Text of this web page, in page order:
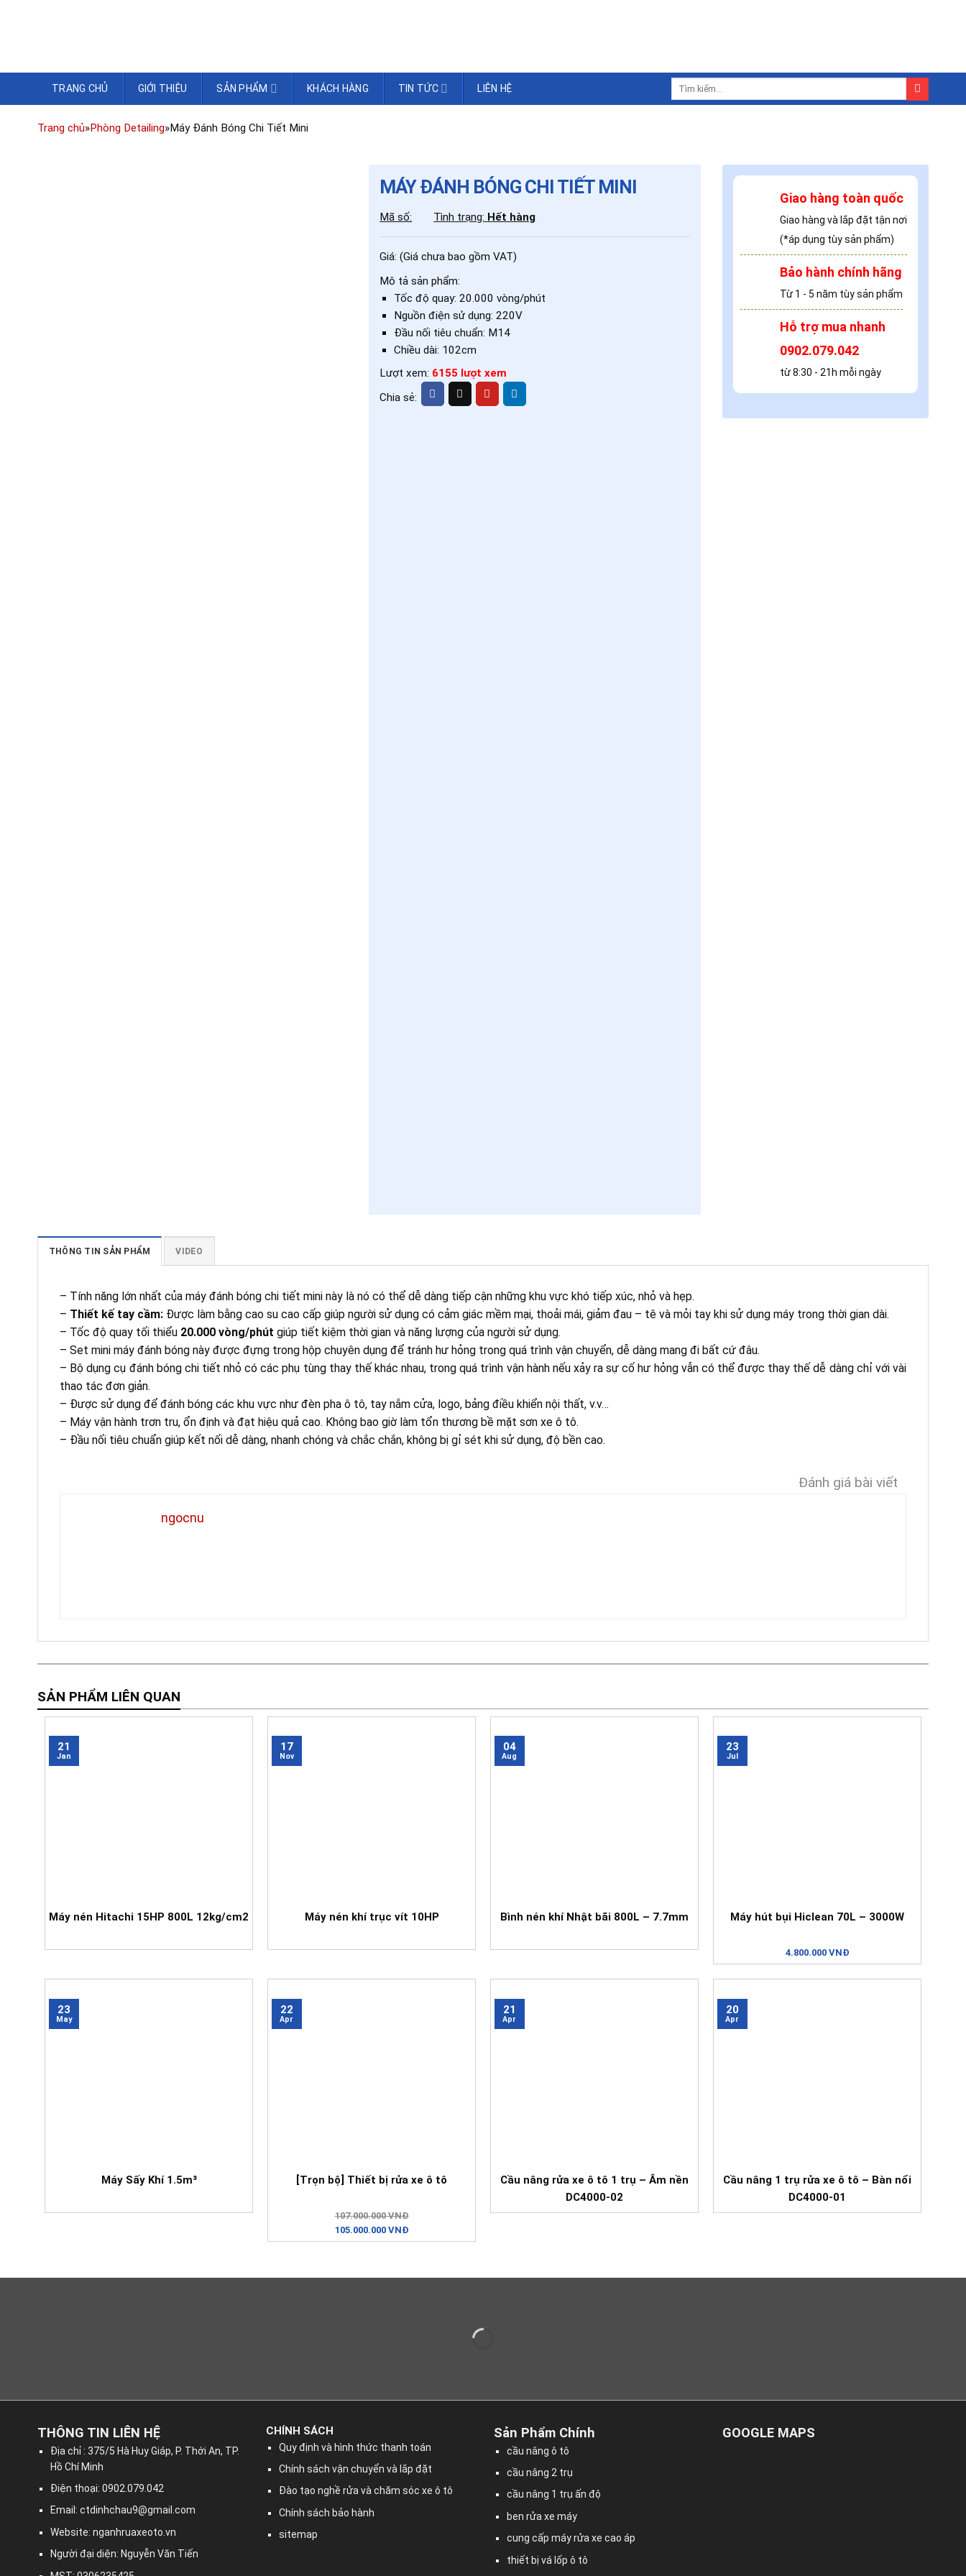
TRANG CHỦ GIỚI THIỆU SẢN PHẨM KHÁCH HÀNG TIN TỨC LIÊN HỆ
Trang chủ»Phòng Detailing»Máy Đánh Bóng Chi Tiết Mini
MÁY ĐÁNH BÓNG CHI TIẾT MINI
Mã số: Tình trạng: Hết hàng
Giá:(Giá chưa bao gồm VAT)
Mô tả sản phẩm:
Tốc độ quay: 20.000 vòng/phút
Nguồn điện sử dụng: 220V
Đầu nối tiêu chuẩn: M14
Chiều dài: 102cm
Lượt xem: 6155 lượt xem
Chia sẻ:
Giao hàng toàn quốc
Giao hàng và lắp đặt tận nơi
(*áp dụng tùy sản phẩm)
Bảo hành chính hãng
Từ 1 - 5 năm tùy sản phẩm
Hỗ trợ mua nhanh
0902.079.042
từ 8:30 - 21h mỗi ngày
THÔNG TIN SẢN PHẨM VIDEO
– Tính năng lớn nhất của máy đánh bóng chi tiết mini này là nó có thể dễ dàng tiếp cận những khu vực khó tiếp xúc, nhỏ và hẹp.
– Thiết kế tay cầm: Được làm bằng cao su cao cấp giúp người sử dụng có cảm giác mềm mại, thoải mái, giảm đau – tê và mỏi tay khi sử dụng máy trong thời gian dài.
– Tốc độ quay tối thiểu 20.000 vòng/phút giúp tiết kiệm thời gian và năng lượng của người sử dụng.
– Set mini máy đánh bóng này được đựng trong hộp chuyên dụng để tránh hư hỏng trong quá trình vận chuyển, dễ dàng mang đi bất cứ đâu.
– Bộ dụng cụ đánh bóng chi tiết nhỏ có các phụ tùng thay thế khác nhau, trong quá trình vận hành nếu xảy ra sự cố hư hỏng vẫn có thể được thay thế dễ dàng chỉ với vài
thao tác đơn giản.
– Được sử dụng để đánh bóng các khu vực như đèn pha ô tô, tay nắm cửa, logo, bảng điều khiển nội thất, v.v…
– Máy vận hành trơn tru, ổn định và đạt hiệu quả cao. Không bao giờ làm tổn thương bề mặt sơn xe ô tô.
– Đầu nối tiêu chuẩn giúp kết nối dễ dàng, nhanh chóng và chắc chắn, không bị gỉ sét khi sử dụng, độ bền cao.
Đánh giá bài viết
ngocnu
SẢN PHẨM LIÊN QUAN
Máy nén Hitachi 15HP 800L 12kg/cm2
21
Jan
Máy nén khí trục vít 10HP
17
Nov
Bình nén khí Nhật bãi 800L – 7.7mm
04
Aug
Máy hút bụi Hiclean 70L – 3000W
23
Jul
4.800.000 VNĐ
Máy Sấy Khí 1.5m³
23
May
[Trọn bộ] Thiết bị rửa xe ô tô
22
Apr
107.000.000 VNĐ
105.000.000 VNĐ
Cầu nâng rửa xe ô tô 1 trụ – Âm nền
DC4000-02
21
Apr
Cầu nâng 1 trụ rửa xe ô tô – Bàn nổi
DC4000-01
20
Apr
THÔNG TIN LIÊN HỆ
Địa chỉ : 375/5 Hà Huy Giáp, P. Thới An, TP.
Hồ Chí Minh
Điện thoại: 0902.079.042
Email:ctdinhchau9@gmail.com
Website: nganhruaxeoto.vn
Người đại diện: Nguyễn Văn Tiến
CHÍNH SÁCH
Quy định và hình thức thanh toán
Chính sách vận chuyển và lắp đặt
Đào tạo nghề rửa và chăm sóc xe ô tô
Chính sách bảo hành
sitemap
Sản Phẩm Chính
cầu nâng ô tô
cầu nâng 2 trụ
cầu nâng 1 trụ ấn độ
ben rửa xe máy
cung cấp máy rửa xe cao áp
thiết bị vá lốp ô tô
GOOGLE MAPS